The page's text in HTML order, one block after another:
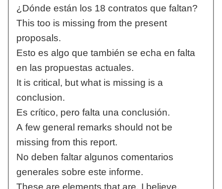
¿Dónde están los 18 contratos que faltan?
This too is missing from the present
proposals.
Esto es algo que también se echa en falta
en las propuestas actuales.
It is critical, but what is missing is a
conclusion.
Es crítico, pero falta una conclusión.
A few general remarks should not be
missing from this report.
No deben faltar algunos comentarios
generales sobre este informe.
These are elements that are, I believe,